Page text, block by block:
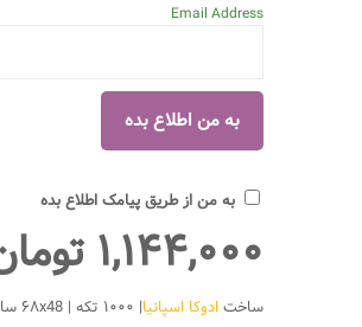
Email Address
به من از طریق پیامک اطلاع بده
۱,۱۴۴,۰۰۰
ساختادوکا اسپانیا| ۱۰۰۰ تکه | ۶۸x48 سانتی متر